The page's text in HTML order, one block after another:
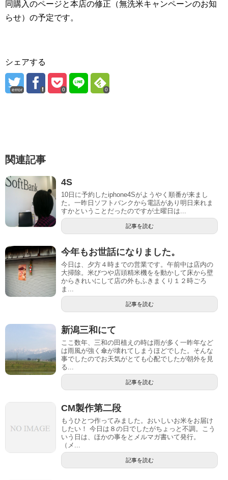
同購入のページと本店の修正（無洗米キャンペーンのお知
らせ）の予定です。
シェアする
error 0 0
関連記事
4S
10日に予約したiphone4Sがようやく順番が来まし
た。一昨日ソフトバンクから電話があり明日来れま
すかということだったのですが土曜日は...
記事を読む
今年もお世話になりました。
今日は、夕方４時までの営業です。午前中は店内の
大掃除。米びつや店頭精米機をを動かして床から壁
からきれいにして店の外もふきまくり１２時ごろ
ま...
記事を読む
新潟三和にて
ここ数年、三和の田植えの時は雨が多く一昨年など
は雨風が強く傘が壊れてしまうほどでした。そんな
事でしたのでお天気がとても心配でしたが朝外を見
る...
記事を読む
CM製作第二段
もうひとつ作ってみました。おいしいお米をお届け
したい！ 今日は８の日でしたがちょっと不調。こう
いう日は、ほかの事をとメルマガ書いて発行。
（メ...
記事を読む